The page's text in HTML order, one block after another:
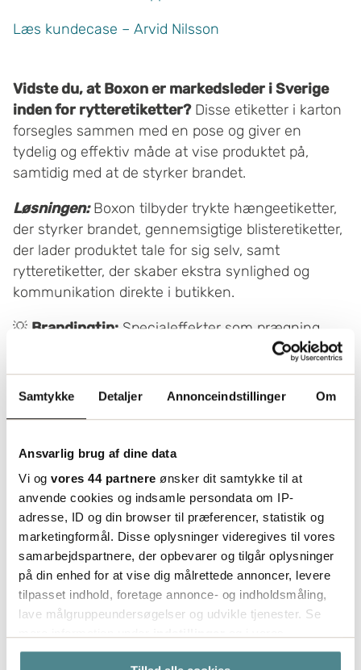
Samtykke Detaljer Annonceindstillinger Om
Ansvarlig brug af dine data
Vi og vores 44 partnere ønsker dit samtykke til at
anvende cookies og indsamle persondata om IP-
adresse, ID og din browser til præferencer, statistik og
marketingformål. Disse oplysninger videregives til vores
samarbejdspartnere, der opbevarer og tilgår oplysninger
på din enhed for at vise dig målrettede annoncer, levere
tilpasset indhold, foretage annonce- og indholdsmåling,
lave målgruppeundersøgelser og udvikle tjenester. Se
persondatapolitik. Du kan altid trække dit samtykke
Læs kundecase – Arvid Nilsson
Vidste du, at Boxon er markedsleder i Sverige
inden for rytteretiketter?Disse etiketter i karton
forsegles sammen med en pose og giver en
tydelig og effektiv måde at vise produktet på,
samtidig med at de styrker brandet.
Løsningen:Boxon tilbyder trykte hængeetiketter,
der styrker brandet, gennemsigtige blisteretiketter,
der lader produktet tale for sig selv, samt
rytteretiketter, der skaber ekstra synlighed og
kommunikation direkte i butikken.
💡 Brandingtip: Specialeffekter som prægning,
soft touch-laminering eller spotlak skaber en
premiumfølelse og kan øge salget ved at tiltrække
kunder.